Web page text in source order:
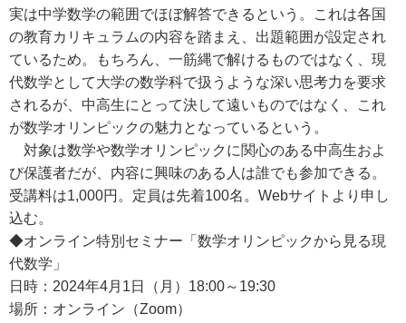
実は中学数学の範囲でほぼ解答できるという。これは各国
の教育カリキュラムの内容を踏まえ、出題範囲が設定され
ているため。もちろん、一筋縄で解けるものではなく、現
代数学として大学の数学科で扱うような深い思考力を要求
されるが、中高生にとって決して遠いものではなく、これ
が数学オリンピックの魅力となっているという。
対象は数学や数学オリンピックに関心のある中高生およ
び保護者だが、内容に興味のある人は誰でも参加できる。
受講料は1,000円。定員は先着100名。Webサイトより申し
込む。
◆オンライン特別セミナー「数学オリンピックから見る現
代数学」
日時：2024年4月1日（月）18:00～19:30
場所：オンライン（Zoom）